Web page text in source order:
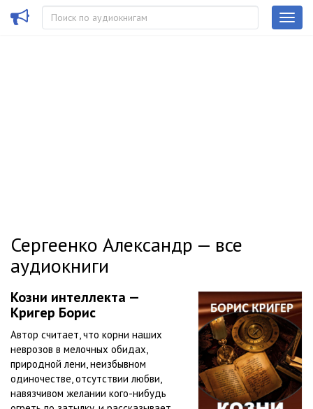
Сергеенко Александр — все
аудиокниги
Козни интеллекта —
Кригер Борис
Автор считает, что корни наших
неврозов в мелочных обидах,
природной лени, неизбывном
одиночестве, отсутствии любви,
навязчивом желании кого-нибудь